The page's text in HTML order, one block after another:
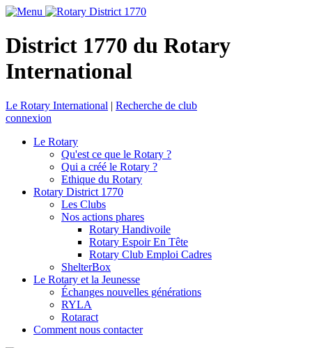
District 1770 du Rotary
International
Le Rotary International | Recherche de club
connexion
Le Rotary
Qu'est ce que le Rotary ?
Qui a créé le Rotary ?
Ethique du Rotary
Rotary District 1770
Les Clubs
Nos actions phares
Rotary Handivoile
Rotary Espoir En Tête
Rotary Club Emploi Cadres
ShelterBox
Le Rotary et la Jeunesse
Échanges nouvelles générations
RYLA
Rotaract
Comment nous contacter